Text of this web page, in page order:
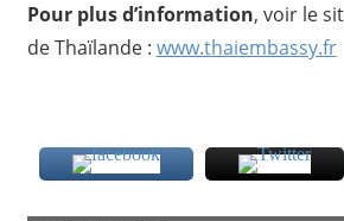
Pour plus d’information, voir le
de Thaïlande : www.thaiembassy.fr